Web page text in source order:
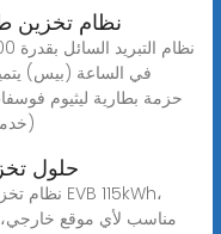
نظام تخزين
في الساعة (بيس)
حزمة بطارية ليثيوم
حلول
مناسب لأي موقع خارجي،